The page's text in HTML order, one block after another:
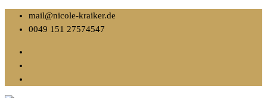
mail@nicole-kraiker.de
0049 151 27574547